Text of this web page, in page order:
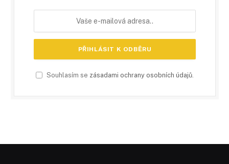
Souhlasím se zásadami ochrany osobních údajů